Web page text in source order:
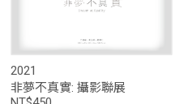
2021
非夢不真實: 攝影聯展